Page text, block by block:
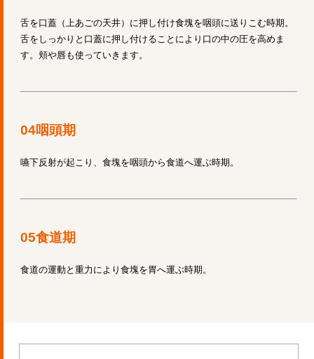
舌を口蓋（上あごの天井）に押し付け食塊を咽頭に送りこむ時期。
舌をしっかりと口蓋に押し付けることにより口の中の圧を高めま
す。頬や唇も使っていきます。
04咽頭期
嚥下反射が起こり、食塊を咽頭から食道へ運ぶ時期。
05食道期
食道の運動と重力により食塊を胃へ運ぶ時期。